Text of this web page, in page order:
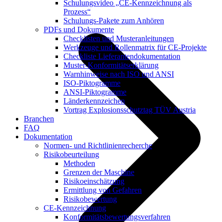
Schulungsvideo „CE-Kennzeichnung als
Prozess“
Schulungs-Pakete zum Anhören
PDFs und Dokumente
Checklisten und Musteranleitungen
Werkzeuge und Rollenmatrix für CE-Projekte
Checkliste Lieferantendokumentation
Muster-Konformitätserklärung
Warnhinweise nach ISO und ANSI
ISO-Piktogramme
ANSI-Piktogramme
Länderkennzeichen
Vortrag Explosionsschutztag TÜV Austria
Branchen
FAQ
Dokumentation
Normen- und Richtlinienrecherche
Risikobeurteilung
Methoden
Grenzen der Maschine
Risikoeinschätzung
Ermittlung von Gefahren
Risikobewertung
CE-Kennzeichnung
Konformitätsbewertungsverfahren